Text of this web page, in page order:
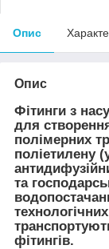
Опис
Опис
Фітинги з
для
полімерних
поліетилену
та
фітингів.